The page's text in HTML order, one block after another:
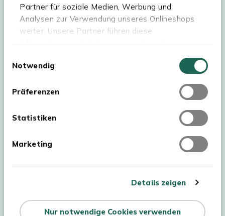
Partner für soziale Medien, Werbung und
Analysen zur Verwendung unseres Onlineshops
weiter. Unsere Partner führen diese
Informationen möglicherweise mit weiteren
haben oder die sie im Rahmen Ihrer Nutzung der
Webseite müssen Sie die Cookies akzeptieren.
Notwendig
Präferenzen
Statistiken
Marketing
Details zeigen
Nur notwendige Cookies verwenden
Experience Stores XXL
Urheberrecht © 2026 - Kees Smit Tuinmeubelen AGB
Datenschutz Impressum Widerrufsbelehrung